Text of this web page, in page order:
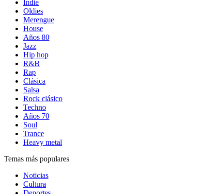
Indie
Oldies
Merengue
House
Años 80
Jazz
Hip hop
R&B
Rap
Clásica
Salsa
Rock clásico
Techno
Años 70
Soul
Trance
Heavy metal
Temas más populares
Noticias
Cultura